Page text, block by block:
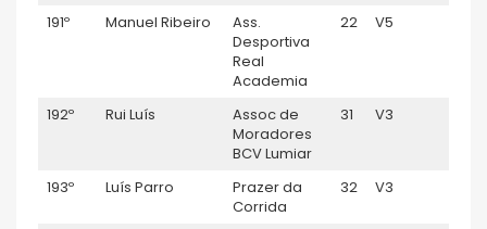
191º
Manuel Ribeiro
Ass.
Desportiva
Real
Academia
22 V5
192º Rui Luís
Assoc de
Moradores
BCV Lumiar
31 V3
193º Luís Parro
Prazer da
Corrida
32 V3